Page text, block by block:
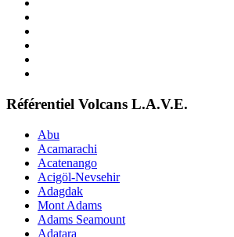
Référentiel Volcans L.A.V.E.
Abu
Acamarachi
Acatenango
Acigöl-Nevsehir
Adagdak
Mont Adams
Adams Seamount
Adatara